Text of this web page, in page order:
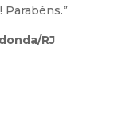
RJ